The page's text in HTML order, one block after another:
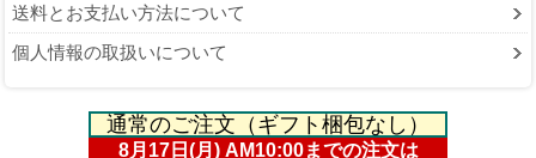
送料とお支払い方法について
個人情報の取扱いについて
通常のご注文（ギフト梱包なし）